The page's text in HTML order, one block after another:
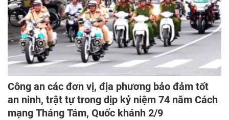
Công an các đơn vị, địa phương bảo đảm tốt
an ninh, trật tự trong dịp kỷ niệm 74 năm Cách
mạng Tháng Tám, Quốc khánh 2/9